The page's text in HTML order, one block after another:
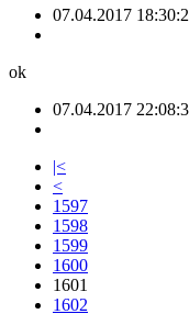
07.04.2017
ok
07.04.2017
|<
<
1597
1598
1599
1600
1601
1602